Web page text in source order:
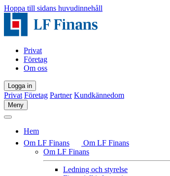
Hoppa till sidans huvudinnehåll
Privat
Företag
Om oss
Logga in
Privat Företag Partner Kundkännedom
Meny
Hem
Om LF Finans
Om LF Finans
Om LF Finans
Ledning och styrelse